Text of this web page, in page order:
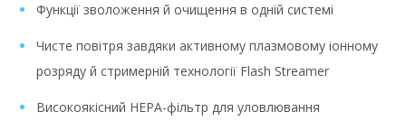
Функції зволоження й очищення в одній системі
Чисте повітря завдяки активному плазмовому іонному
розряду й стримерній технології Flash Streamer
Високоякісний HEPA-фільтр для уловлювання